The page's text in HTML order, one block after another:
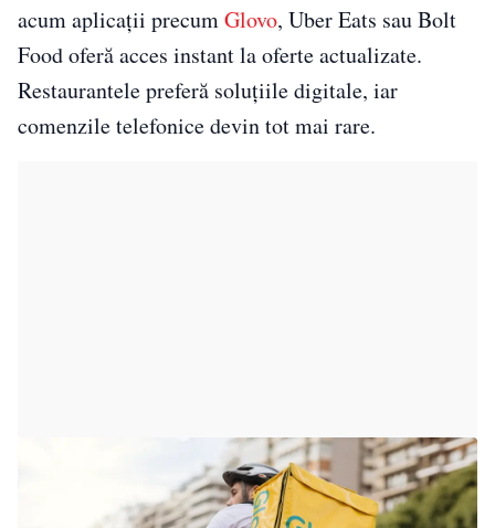
acum aplicații precumGlovo, Uber Eats sau Bolt
Food oferă acces instant la oferte actualizate.
Restaurantele preferă soluțiile digitale, iar
comenzile telefonice devin tot mai rare.